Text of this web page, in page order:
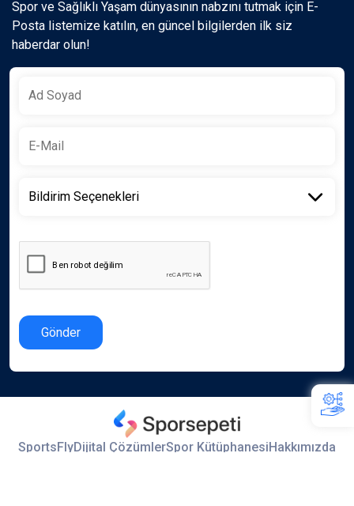
Spor ve Sağlıklı Yaşam dünyasının nabzını tutmak için E-
Posta listemize katılın, en güncel bilgilerden ilk siz
haberdar olun!
Gönder
SportsFlyDijital ÇözümlerSpor Kütüphanesi Hakkımızda